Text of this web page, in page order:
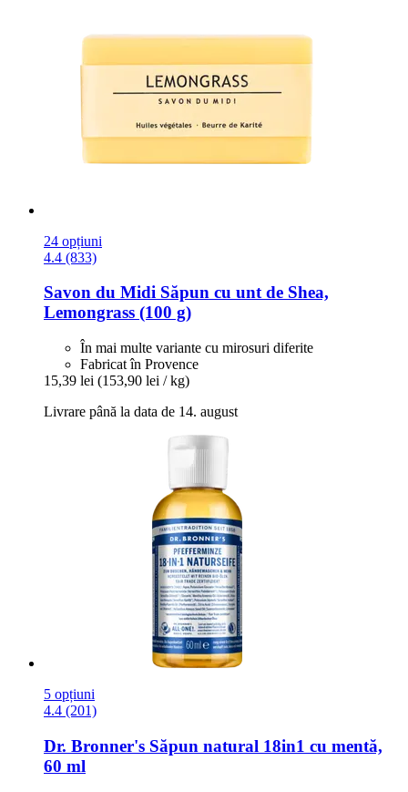
24 opțiuni
4.4 (833)
Savon du Midi Săpun cu unt de Shea,
Lemongrass (100 g)
În mai multe variante cu mirosuri diferite
Fabricat în Provence
15,39 lei (153,90 lei / kg)
Livrare până la data de 14. august
5 opțiuni
4.4 (201)
Dr. Bronner's Săpun natural 18in1 cu mentă,
60 ml